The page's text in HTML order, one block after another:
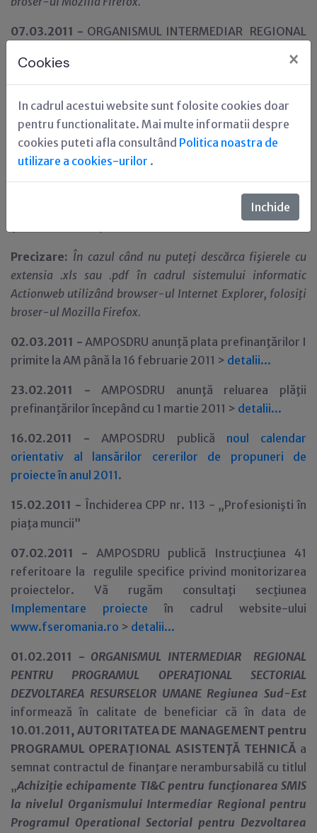
Cookies ×
In cadrul acestui website sunt folosite cookies doar
pentru functionalitate. Mai multe informatii despre
cookies puteti afla consultând Politica noastra de
utilizare a cookies-urilor .
Inchide
07.03.2011 - ORGANISMUL INTERMEDIAR REGIONAL
concurs pentru ocuparea funcţiei publice de execuţie
temporar vacante
03.03.2011 -
AMPOSDRU anunţă crearea unui nou
modul în sistemul Actionweb, în vederea încărcării
informaţiilor care vizează participanţii la operaţiunile
Implementare proiecteîn cadrul
. >detalii...
Precizare: În cazul când nu puteţi descărca fişierele cu
extensia .xls sau .pdf în cadrul sistemului informatic
Actionweb utilizând browser-ul Internet Explorer, folosiţi
broser-ul Mozilla Firefox.
02.03.2011 - AMPOSDRU anunţă plata prefinanţărilor I
primite la AM până la 16 februarie 2011 > detalii...
23.02.2011 -AMPOSDRU anunţă reluarea plăţii
prefinanţărilor începând cu 1 martie 2011 > detalii...
16.02.2011 -AMPOSDRU publică noul calendar
orientativ al lansărilor cererilor de propuneri de
proiecte în anul 2011.
15.02.2011 - Închiderea CPP nr. 113 - „Profesionişti în
piaţa muncii”
07.02.2011 - AMPOSDRU publică Instrucţiunea 41
referitoare la regulile specifice privind monitorizarea
proiectelor. Vă rugăm consultaţi secţiunea
Implementare proiecte în cadrul website-ului
www.fseromania.ro > detalii...
01.02.2011 - ORGANISMUL INTERMEDIAR REGIONAL
PENTRU PROGRAMUL OPERAŢIONAL SECTORIAL
DEZVOLTAREA RESURSELOR UMANE Regiunea Sud-Est
informează în calitate de beneficiar că în data de
10.01.2011, AUTORITATEA DE MANAGEMENT pentru
PROGRAMUL OPERAŢIONAL ASISTENŢĂ TEHNICĂa
semnat contractul de finanţare nerambursabilă cu titlul
„Achiziţie echipamente TI&C pentru funcţionarea SMIS
la nivelul Organismului Intermediar Regional pentru
Programul Operational Sectorial pentru Dezvoltarea